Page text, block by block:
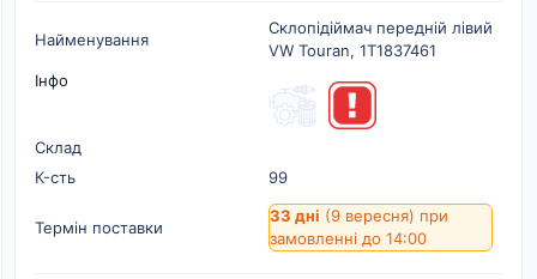
Найменування
Склопідіймач передній лівий
VW Touran, 1T1837461
Інфо
Склад
К-cть
99
Термін поставки
33 дні (9 вересня) при
замовленні до 14:00